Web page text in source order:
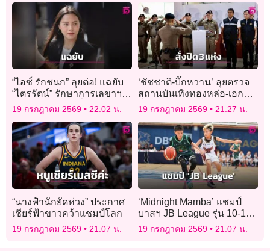
“ไอซ์ รักชนก” ลุยต่อ! แฉยับ
“ไตรรัตน์” รักษาการเลขาฯ
กสทช. ยาว 6 ปี ลั่นรายต่อไป
ต้องโดนเช็กบิล
19 กรกฎาคม 2569 22:02 น.
‘ชัชชาติ-บิ๊กหวาน’ ลุยตรวจ
สถานบันเทิงทองหล่อ-เอกมัย
สั่งปิด 3 แห่งไร้ใบอนุญาต
19 กรกฎาคม 2569 21:27 น.
“นางฟ้านักยัดห่วง” ประกาศ
เชียร์ฟ้าขาวคว้าแชมป์โลก
19 กรกฎาคม 2569 21:07 น.
‘Midnight Mamba’ แชมป์
บาสฯ JB League รุ่น 10-11
ปี
19 กรกฎาคม 2569 21:07 น.